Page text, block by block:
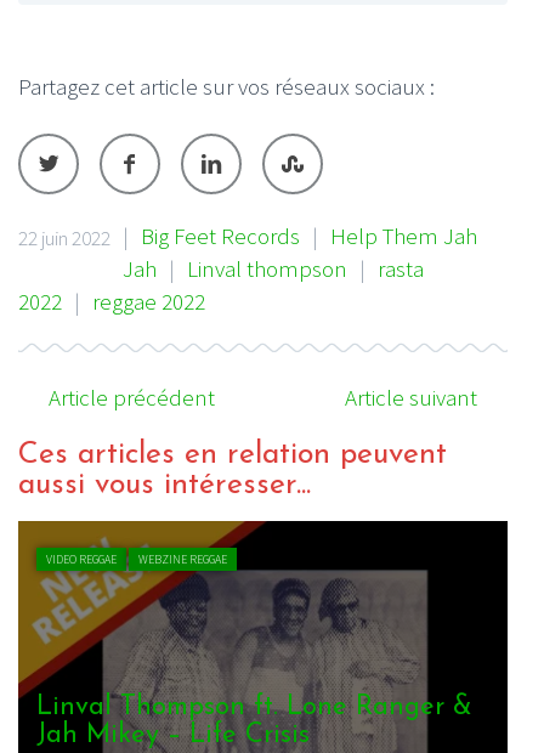
Partagez cet article sur vos réseaux sociaux :
22 juin 2022 | Big Feet Records | Help Them Jah
Jah | Linval thompson | rasta
2022 | reggae 2022
Article précédent Article suivant
Ces articles en relation peuvent
aussi vous intéresser...
VIDEO REGGAE WEBZINE REGGAE
Linval Thompson ft. Lone Ranger &
Jah Mikey – Life Crisis